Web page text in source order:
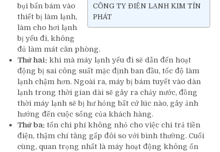
CÔNG TY ĐIỆN LẠNH KIM TÍN
PHÁT
bụi bẩn bám vào
thiết bị làm lạnh,
làm cho hơi lạnh
bị yếu đi, không
đủ làm mát căn phòng.
Thứ hai: khi mà máy lạnh yếu đi sẽ dẫn đến hoạt
động bị sai công suất mặc định ban đầu, tốc độ làm
lạnh chậm hơn. Ngoài ra, máy bị bám tuyết vào dàn
lạnh trong thời gian dài sẽ gây ra chảy nước, đồng
thời máy lạnh sẽ bị hư hỏng bất cứ lúc nào, gây ảnh
hưởng đến cuộc sống của khách hàng.
Thứ ba: tốn chi phí không nhỏ cho việc chi trả tiền
điện, thậm chí tăng gấp đôi so với bình thường. Cuối
cùng, quan trọng nhất là máy hoạt động không ổn